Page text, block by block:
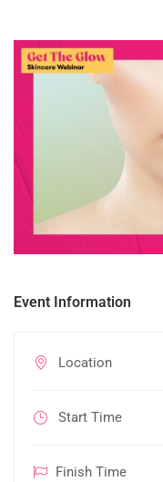
Event Information
Location
Start Time
Finish Time